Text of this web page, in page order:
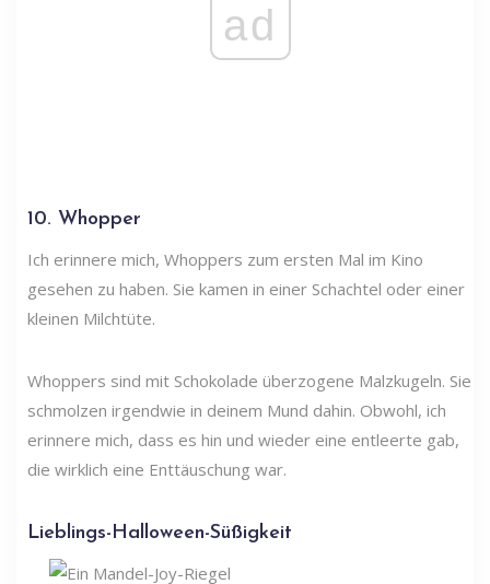
ad
10. Whopper
Ich erinnere mich, Whoppers zum ersten Mal im Kino
gesehen zu haben. Sie kamen in einer Schachtel oder einer
kleinen Milchtüte.
Whoppers sind mit Schokolade überzogene Malzkugeln. Sie
schmolzen irgendwie in deinem Mund dahin. Obwohl, ich
erinnere mich, dass es hin und wieder eine entleerte gab,
die wirklich eine Enttäuschung war.
Lieblings-Halloween-Süßigkeit